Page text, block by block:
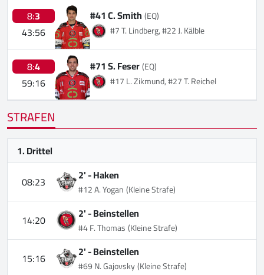
8:3
43:56
#41 C. Smith(EQ)
#7 T. Lindberg, #22 J. Kälble
8:4
59:16
#71 S. Feser(EQ)
#17 L. Zikmund, #27 T. Reichel
STRAFEN
1. Drittel
08:23
2' -Haken
#12 A. Yogan(Kleine Strafe)
14:20 2' -Beinstellen
#4 F. Thomas(Kleine Strafe)
15:16 2' -Beinstellen
#69 N. Gajovsky(Kleine Strafe)